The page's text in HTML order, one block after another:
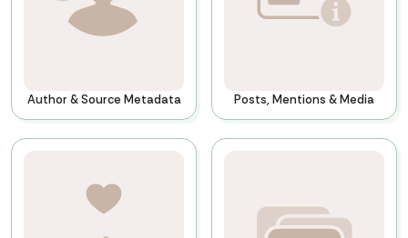
Author & Source Metadata Posts, Mentions & Media